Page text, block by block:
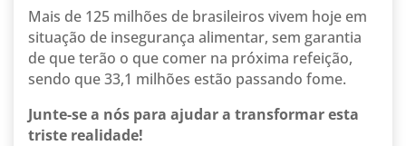
Mais de 125 milhões de brasileiros vivem hoje em
situação de insegurança alimentar, sem garantia
de que terão o que comer na próxima refeição,
sendo que 33,1 milhões estão passando fome.
Junte-se a nós para ajudar a transformar esta
triste realidade!